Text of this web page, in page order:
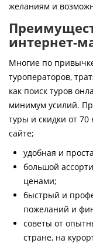
желаниям и
интернет-
Многие по
туроператоров,
как поиск туров
минимум усилий.
туры и скидки от
сайте;
удобная и
большой
ценами;
быстрый и
пожеланий и
советы от
стране, на